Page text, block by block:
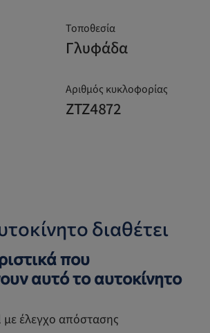
Τοποθεσία
Γλυφάδα
Αριθμός κυκλοφορίας
ZTZ4872
διαθέτει
που
αυτό το αυτοκίνητο
έλεγχο απόστασης